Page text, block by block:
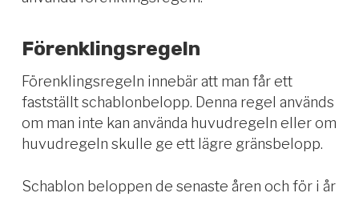
Förenklingsregeln
Förenklingsregeln innebär att man får ett
fastställt schablonbelopp. Denna regel används
om man inte kan använda huvudregeln eller om
huvudregeln skulle ge ett lägre gränsbelopp.
Schablon beloppen de senaste åren och för i år